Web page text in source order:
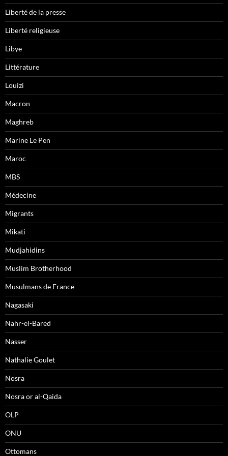
Liberté de la presse
Liberté religieuse
Libye
Littérature
Louizi
Macron
Maghreb
Marine Le Pen
Maroc
MBS
Médecine
Migrants
Mikati
Mudjahidins
Muslim Brotherhood
Musulmans de France
Nagasaki
Nahr-el-Bared
Nasser
Nathalie Goulet
Nosra
Nosra or al-Qaida
OLP
ONU
Ottomans